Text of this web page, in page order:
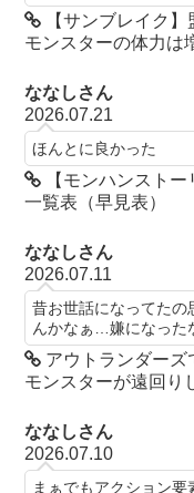
【サンブレイク
モンスターの体力は
ななしさん
2026.07.21
ほんとに良かった
【モンハンスト
一覧表（早見表）
ななしさん
2026.07.11
昔お世話になってたの
んかなぁ…嫌になった
アウトランダー
モンスターが遠回り
ななしさん
2026.07.10
まぁでもアクション